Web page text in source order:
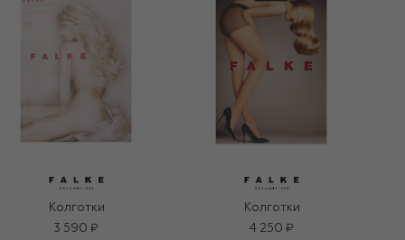
Колготки
3 590 ₽
Колготки
4 250 ₽